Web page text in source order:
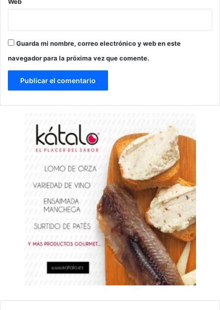
Guarda mi nombre, correo electrónico y web en este
navegador para la próxima vez que comente.